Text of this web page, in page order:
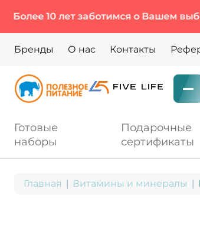
10 лет заботимся о Вашем выборе
Бренды О нас Контакты
Готовые
наборы
Подарочные
сертификаты
Главная Витамины и минералы